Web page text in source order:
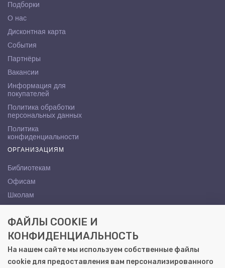
Подборки
О нас
Дисконтная карта
События
Партнёры
Вакансии
Информация для
покупателей
Политика обработки
персональных данных
Политика
конфиденциальности
ОРГАНИЗАЦИЯМ
Библиотекам
Офисам
Школам
КОНТАКТЫ
Саратов, ул. Осипова, 10А
+7 (8452) 72-65-65
ФАЙЛЫ COOKIE И
КОНФИДЕНЦИАЛЬНОСТЬ
На нашем сайте мы используем собственные файлы
cookie для предоставления вам персонализированного